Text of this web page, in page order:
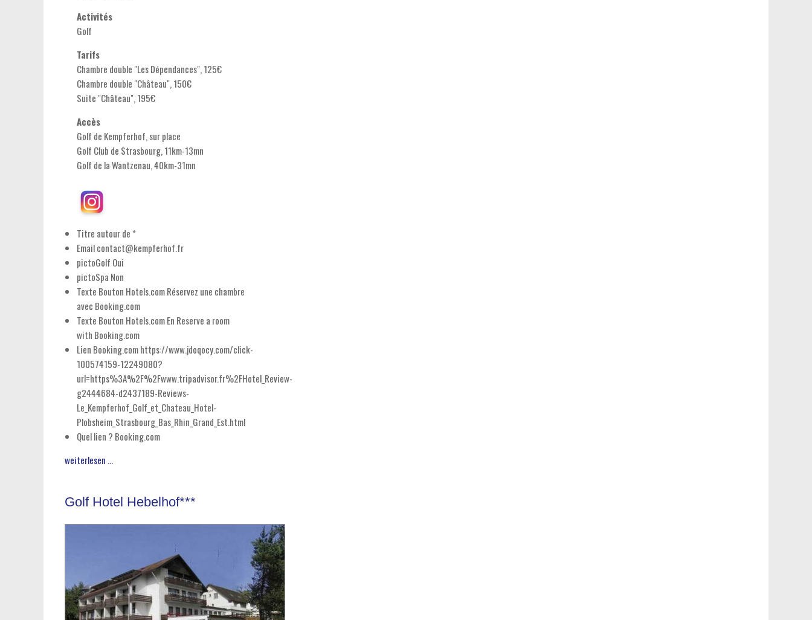
Activités
Golf
Tarifs
Chambre double "Les Dépendances", 125€
Chambre double "Château", 150€
Suite "Château", 195€
Accès
Golf de Kempferhof, sur place
Golf Club de Strasbourg, 11km-13mn
Golf de la Wantzenau, 40km-31mn
Titre autour de *
Emailcontact@kempferhof.fr
pictoGolf Oui
pictoSpa Non
Texte Bouton Hotels.comRéservez une chambre
avec Booking.com
Texte Bouton Hotels.com En Reserve a room
with Booking.com
Lien Booking.comhttps://www.jdoqocy.com/click-
100574159-12249080?
url=https%3A%2F%2Fwww.tripadvisor.fr%2FHotel_Review-
g2444684-d2437189-Reviews-
Le_Kempferhof_Golf_et_Chateau_Hotel-
Plobsheim_Strasbourg_Bas_Rhin_Grand_Est.html
Quel lien ? Booking.com
weiterlesen ...
Golf Hotel Hebelhof***